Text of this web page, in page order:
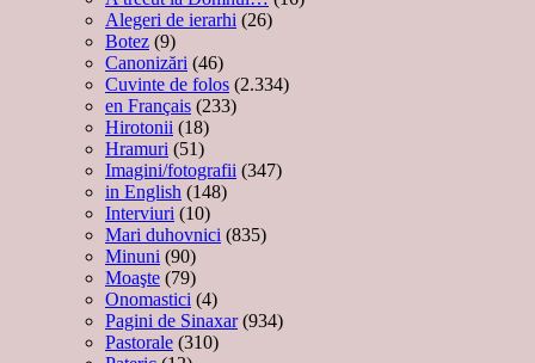
Alegeri de ierarhi (26)
Botez (9)
Canonizări (46)
Cuvinte de folos (2.334)
en Français (233)
Hirotonii (18)
Hramuri (51)
Imagini/fotografii (347)
in English (148)
Interviuri (10)
Mari duhovnici (835)
Minuni (90)
Moaşte (79)
Onomastici (4)
Pagini de Sinaxar(934)
Pastorale (310)